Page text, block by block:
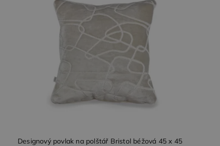
Abecedně
Designový povlak na polštář Bristol béžová 45 x 45